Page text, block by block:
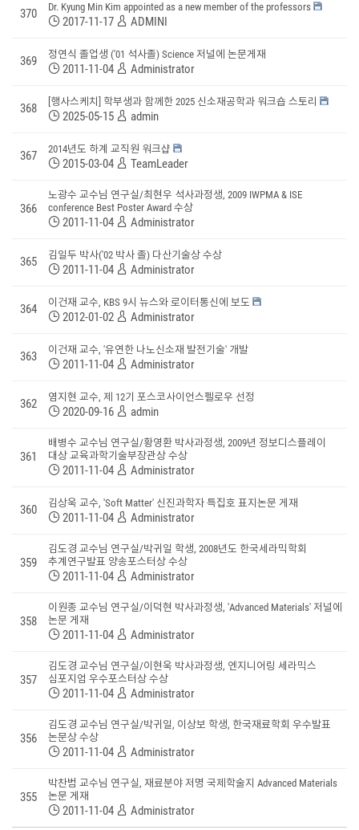
370 Dr. Kyung Min Kim appointed as a new member of the professors
2017-11-17 ADMINI
369 정연식 졸업생 ('01 석사졸) Science 저널에 논문게재
2011-11-04 Administrator
368 [행사스케치] 학부생과 함께한 2025 신소재공학과 워크숍 스토리
2025-05-15 admin
367 2014년도 하계 교직원 워크샵
2015-03-04 TeamLeader
366
노광수 교수님 연구실/최현우 석사과정생, 2009 IWPMA & ISE
conference Best Poster Award 수상
2011-11-04 Administrator
365 김일두 박사('02 박사 졸) 다산기술상 수상
2011-11-04 Administrator
364 이건재 교수, KBS 9시 뉴스와 로이터통신에 보도
2012-01-02 Administrator
363 이건재 교수, '유연한 나노신소재 발전기술' 개발
2011-11-04 Administrator
362 염지현 교수, 제 12기 포스코사이언스펠로우 선정
2020-09-16 admin
361
배병수 교수님 연구실/황영환 박사과정생, 2009년 정보디스플레이
대상 교육과학기술부장관상 수상
2011-11-04 Administrator
360 김상욱 교수, 'Soft Matter' 신진과학자 특집호 표지논문 게재
2011-11-04 Administrator
359
김도경 교수님 연구실/박귀일 학생, 2008년도 한국세라믹학회
추계연구발표 양송포스터상 수상
2011-11-04 Administrator
358
이원종 교수님 연구실/이덕현 박사과정생, 'Advanced Materials' 저널에
논문 게재
2011-11-04 Administrator
357
김도경 교수님 연구실/이현욱 박사과정생, 엔지니어링 세라믹스
심포지엄 우수포스터상 수상
2011-11-04 Administrator
356
김도경 교수님 연구실/박귀일, 이상보 학생, 한국재료학회 우수발표
논문상 수상
2011-11-04 Administrator
355
박찬범 교수님 연구실, 재료분야 저명 국제학술지 Advanced Materials
논문 게재
2011-11-04 Administrator